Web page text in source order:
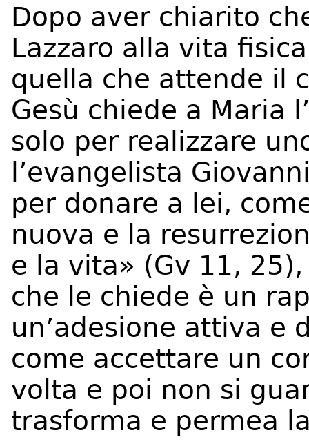
Dopo aver chiarito
Lazzaro alla vita
quella che attende il
Gesù chiede a Maria
solo per realizzare
l’evangelista
per donare a lei,
nuova e la
e la vita» (Gv 11,
che le chiede è un
un’adesione attiva e
come accettare un
volta e poi non si
trasforma e permea